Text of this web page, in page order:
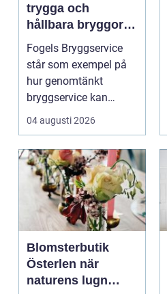
trygga och
hållbara bryggor
året runt
Fogels Bryggservice
står som exempel på
hur genomtänkt
bryggservice kan
förvan...
04 augusti 2026
Blomsterbutik
Österlen när
naturens lugn